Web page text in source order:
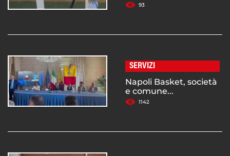
93
SERVIZI
Napoli Basket, società
e comune...
1142